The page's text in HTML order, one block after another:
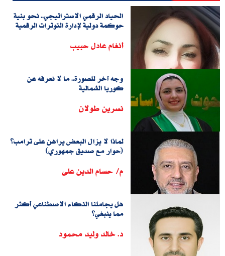
الحياد الرقمي الاستراتيجي.. نحو بنية
حوكمة دولية لإدارة التوترات الرقمية
أنغام عادل حبيب
وجه آخر للصورة.. ما لا نعرفه عن
كوريا الشمالية
نسرين طولان
لماذا لا يزال البعض يراهن على ترامب؟
(حوار مع صديق جمهوري)
م/ حسام الدين على
هل يجاملنا الذكاء الاصطناعي أكثر
مما ينبغي؟
د. خالد وليد محمود